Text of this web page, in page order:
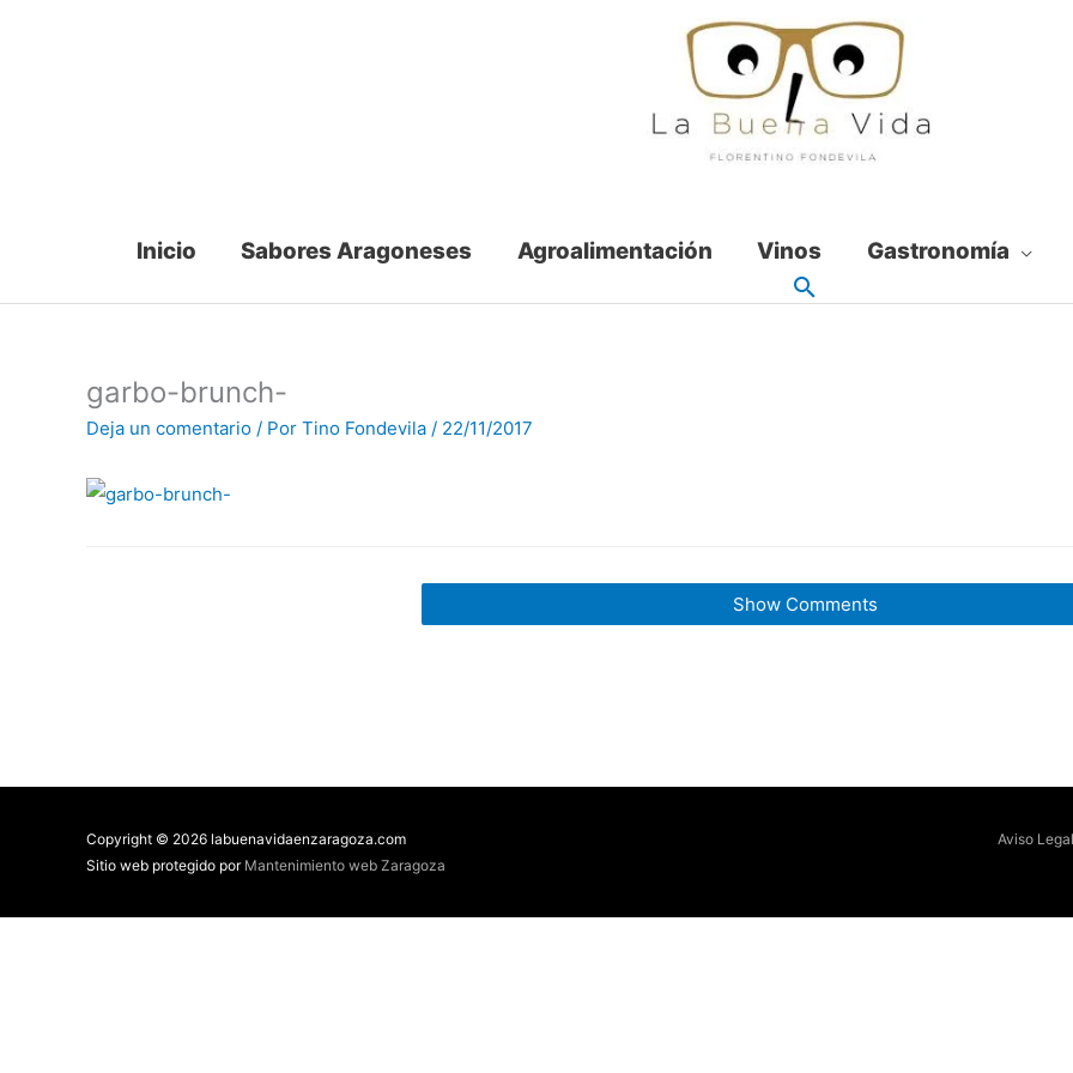
Inicio Sabores Aragoneses Agroalimentación Vinos Gastronomía
garbo-brunch-
Deja un comentario / Por Tino Fondevila / 22/11/2017
Show Comments
Copyright © 2026 labuenavidaenzaragoza.com
Sitio web protegido por Mantenimiento web Zaragoza
Aviso Legal